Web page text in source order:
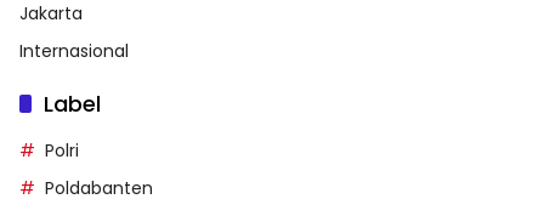
Jakarta
Internasional
Label
Polri
Poldabanten